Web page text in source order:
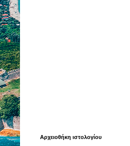
Αρχειοθήκη ιστολογίου